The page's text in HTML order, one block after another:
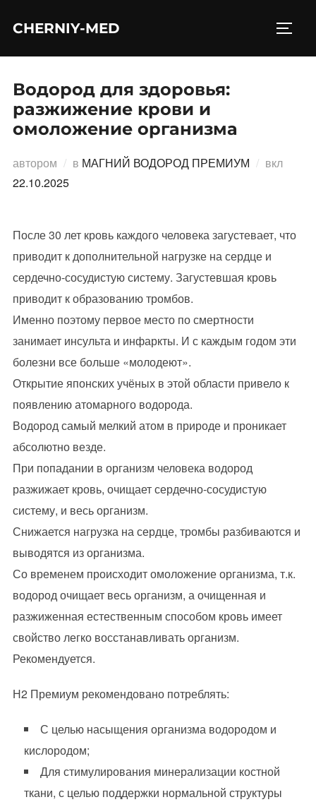
CHERNIY-MED
Водород для здоровья:
разжижение крови и
омоложение организма
автором в МАГНИЙ ВОДОРОД ПРЕМИУМ вкл
22.10.2025
После 30 лет кровь каждого человека загустевает, что
приводит к дополнительной нагрузке на сердце и
сердечно-сосудистую систему. Загустевшая кровь
приводит к образованию тромбов.
Именно поэтому первое место по смертности
занимает инсульта и инфаркты. И с каждым годом эти
болезни все больше «молодеют».
Открытие японских учёных в этой области привело к
появлению атомарного водорода.
Водород самый мелкий атом в природе и проникает
абсолютно везде.
При попадании в организм человека водород
разжижает кровь, очищает сердечно-сосудистую
систему, и весь организм.
Снижается нагрузка на сердце, тромбы разбиваются и
выводятся из организма.
Со временем происходит омоложение организма, т.к.
водород очищает весь организм, а очищенная и
разжиженная естественным способом кровь имеет
свойство легко восстанавливать организм.
Рекомендуется.
Н2 Премиум рекомендовано потреблять:
С целью насыщения организма водородом и
кислородом;
Для стимулирования минерализации костной
ткани, с целью поддержки нормальной структуры